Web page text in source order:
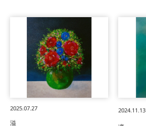
2025.07.27
溢
2024.11.13